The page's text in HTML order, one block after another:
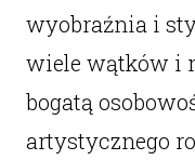
wyobraźnia i
wiele wątków i
bogatą
artystycznego